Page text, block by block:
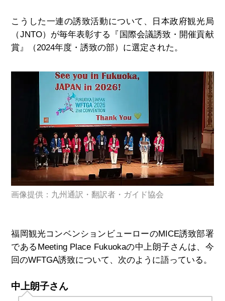
こうした一連の誘致活動について、日本政府観光局
（JNTO）が毎年表彰する『国際会議誘致・開催貢献
賞』（2024年度・誘致の部）に選定された。
画像提供：九州通訳・翻訳者・ガイド協会
福岡観光コンベンションビューローのMICE誘致部署
である Meeting Place Fukuokaの中上朗子さんは、今
回のWFTGA誘致について、次のように語っている。
中上朗子さん